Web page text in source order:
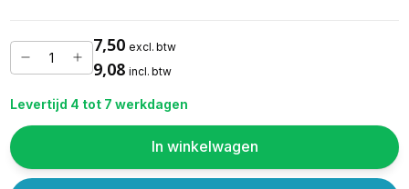
7,50 excl. btw
9,08 incl. btw
Levertijd 4 tot 7 werkdagen
In winkelwagen